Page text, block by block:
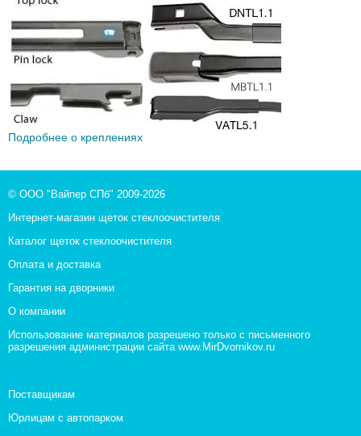
Подробнее о креплениях
© ООО "Вайпер СПб" 2009-2026
Интернет-магазин щеток стеклоочистителя
Каталог щеток стеклоочистителя
Оплата и доставка
Гарантия на дворники
О компании
Использование материалов разрешено только с письменного
разрешения администрации сайта www.MirDvornikov.ru
Поставщикам
Юрлицам с автопарком